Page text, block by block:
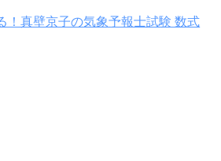
！真壁京子の気象予報士試験 数式